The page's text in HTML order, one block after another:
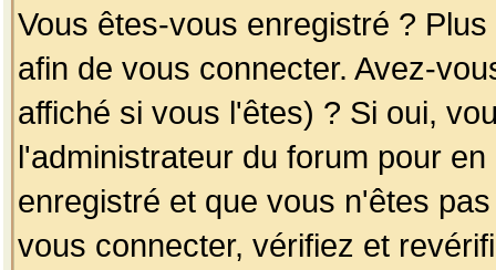
Vous êtes-vous enregistré ?
afin de vous connecter. Avez-
affiché si vous l'êtes) ? Si oui,
l'administrateur du forum pour
enregistré et que vous n'êtes
vous connecter, vérifiez et